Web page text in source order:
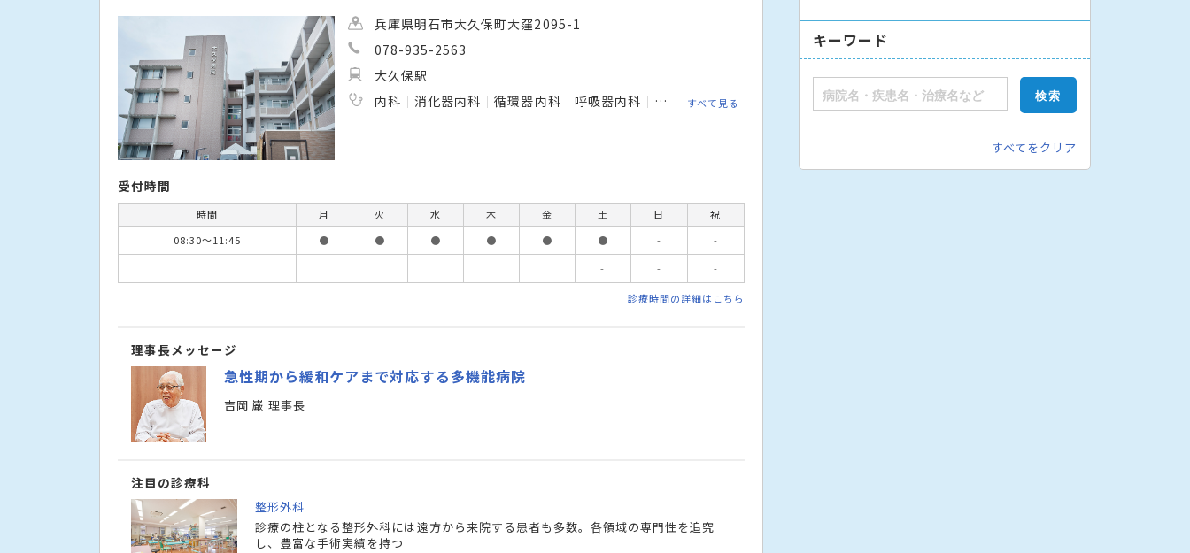
兵庫県明石市大久保町大窪2095-1
078-935-2563
大久保駅
内科
消化器内科 循環器内科 呼吸器内科 腎臓内科 糖尿病内科 外科 整形外科 脳神経外科 産婦人科
すべて見る
受付時間
時間 月 火 水 木 金 土 日
祝
08:30〜11:45
● ● ● ● ● ● -
-
-
- -
診療時間の詳細はこちら
理事長メッセージ
急性期から緩和ケアまで対応する多機能病院
吉岡 巌 理事長
注目の診療科
整形外科
診療の柱となる整形外科には遠方から来院する患者も多数。各領域の専門性を追究
し、豊富な手術実績を持つ
キーワード
すべてをクリア